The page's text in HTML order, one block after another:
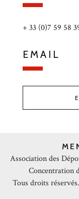
+ 33 (0)7 59 58
EMAIL
Association des
Concentration
Tous droits réservés.